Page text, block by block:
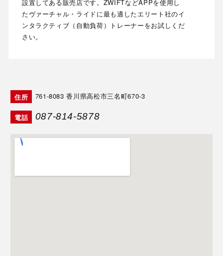
設置してある販売店です。ZWIFTなどAPPを使用し
たヴァーチャル・ライドに最も適したエリート社のイ
ンタラクティブ（自動負荷）トレーナーをお試しくだ
さい。
住所 761-8083香川県高松市三名町670-3
電話 087-814-5878